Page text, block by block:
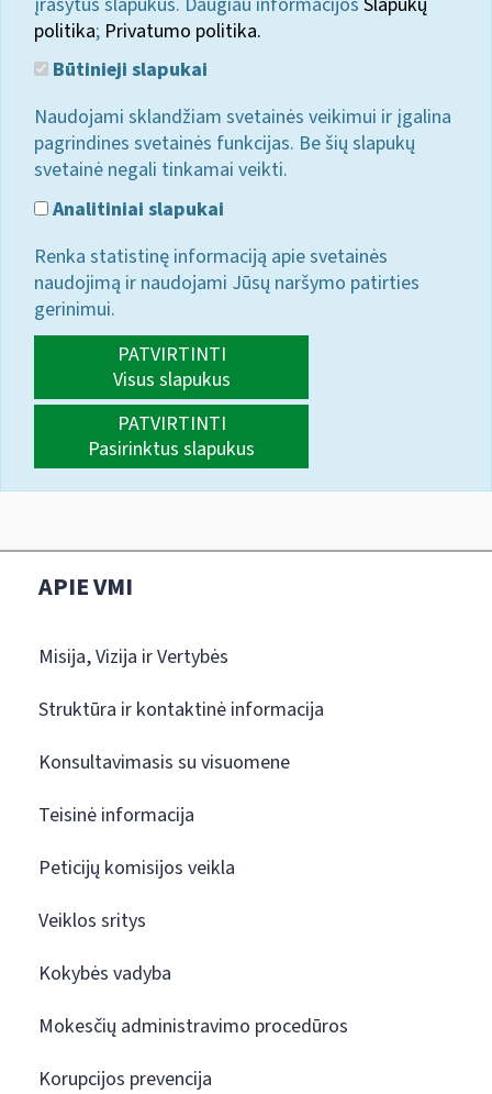
politika; Privatumo politika.
Būtinieji slapukai
Naudojami sklandžiam svetainės veikimui ir įgalina
pagrindines svetainės funkcijas. Be šių slapukų
svetainė negali tinkamai veikti.
Analitiniai slapukai
Renka statistinę informaciją apie svetainės
naudojimą ir naudojami Jūsų naršymo patirties
gerinimui.
PATVIRTINTI
Visus slapukus
PATVIRTINTI
Pasirinktus slapukus
APIE VMI
Misija, Vizija ir Vertybės
Struktūra ir kontaktinė informacija
Konsultavimasis su visuomene
Teisinė informacija
Peticijų komisijos veikla
Veiklos sritys
Kokybės vadyba
Mokesčių administravimo procedūros
Korupcijos prevencija